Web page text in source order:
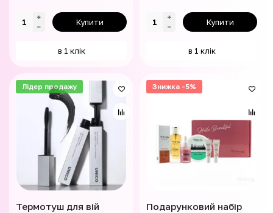
Купити
в 1 клік
Купити
в 1 клік
Лідер продажу
Термотуш для вій
Знижка -5%
Подарунковий набір